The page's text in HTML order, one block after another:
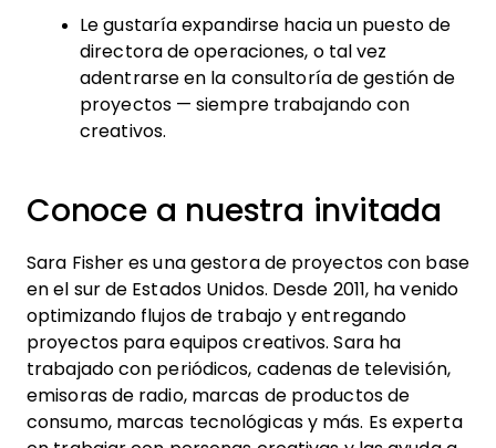
Le gustaría expandirse hacia un puesto de
directora de operaciones, o tal vez
adentrarse en la consultoría de gestión de
proyectos — siempre trabajando con
creativos.
Conoce a nuestra invitada
Sara Fisher es una gestora de proyectos con base
en el sur de Estados Unidos. Desde 2011, ha venido
optimizando flujos de trabajo y entregando
proyectos para equipos creativos. Sara ha
trabajado con periódicos, cadenas de televisión,
emisoras de radio, marcas de productos de
consumo, marcas tecnológicas y más. Es experta